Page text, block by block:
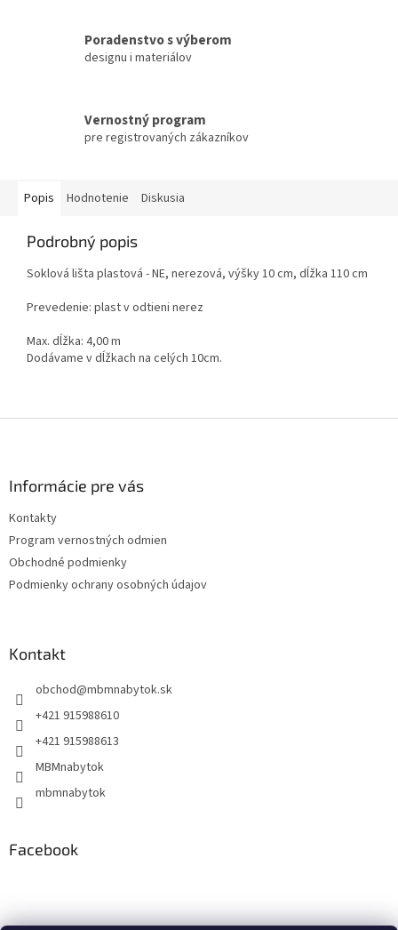
Poradenstvo s výberom
designu i materiálov
Vernostný program
pre registrovaných zákazníkov
Popis Hodnotenie Diskusia
Podrobný popis
Soklová lišta plastová - NE, nerezová, výšky 10 cm, dĺžka 110 cm
Prevedenie: plast v odtieni nerez
Max. dĺžka: 4,00 m
Dodávame v dĺžkach na celých 10cm.
Informácie pre vás
Kontakty
Program vernostných odmien
Obchodné podmienky
Podmienky ochrany osobných údajov
Kontakt
obchod@mbmnabytok.sk
+421 915988610
+421 915988613
MBMnabytok
mbmnabytok
Facebook